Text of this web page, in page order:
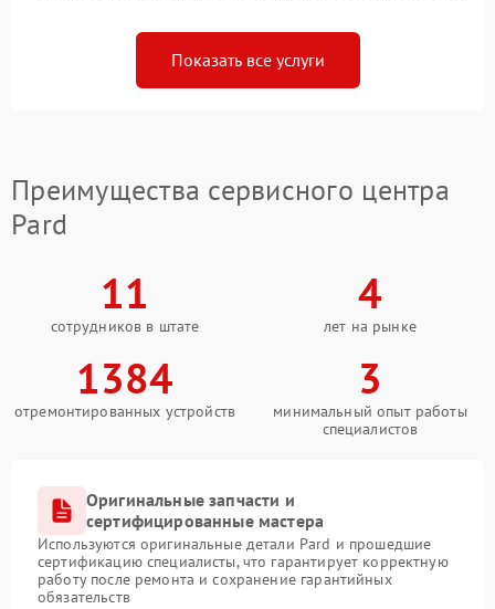
Показать все услуги
Преимущества сервисного центра
Pard
11
сотрудников в штате
4
лет на рынке
1384
отремонтированных устройств
3
минимальный опыт работы
специалистов
Оригинальные запчасти и
сертифицированные мастера
Используются оригинальные детали Pard и прошедшие
сертификацию специалисты, что гарантирует корректную
работу после ремонта и сохранение гарантийных
обязательств